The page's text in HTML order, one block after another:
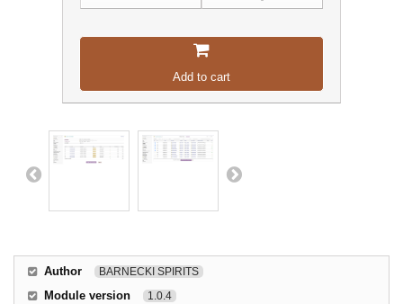
Add to cart
Author BARNECKI SPIRITS
Module version 1.0.4